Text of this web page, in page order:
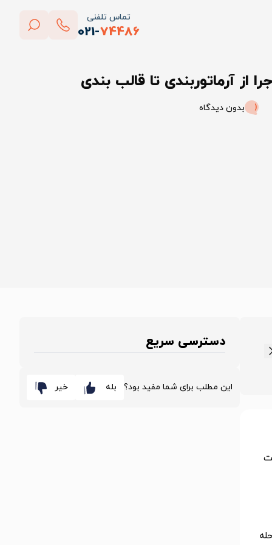
تماس تلفنی
021-74486
پاک کردن
از آرماتوربندی تا قالب بندی
بدون دیدگاه
دسترسی سریع
این مطلب برای شما مفید بود؟ بله خیر